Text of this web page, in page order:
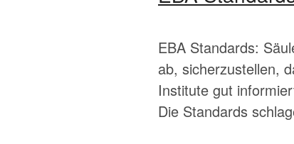
EBA Standards:
ab, sicherzustellen,
Institute gut
Die Standards